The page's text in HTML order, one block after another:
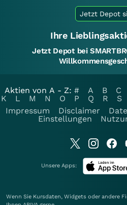
Jetzt Depot
Ihre
Jetzt Depot bei
Aktien von A - Z: # A B C
K
L M N O P Q R S
Impressum
Disclaimer
Einstellungen
Unsere Apps:
Wenn Sie Kursdaten, Widgets oder andere